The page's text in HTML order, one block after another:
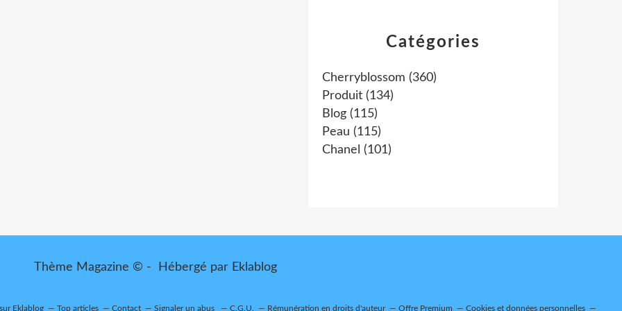
Catégories
Cherryblossom (360)
Produit (134)
Blog (115)
Peau (115)
Chanel (101)
Thème Magazine © - Hébergé par Eklablog
Eklablog Top articles Contact Signaler un abus C.G.U. Rémunération en droits d'auteur Offre Premium Cookies et données personnelles